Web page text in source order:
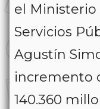
el
Servicios
Agustín
incremento
140.360